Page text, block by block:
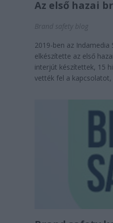
Az első hazai
Brand safety blog
2019-ben az
elkészítette az első
interjút készítettek, 15
vették fel a kapcsolatot,